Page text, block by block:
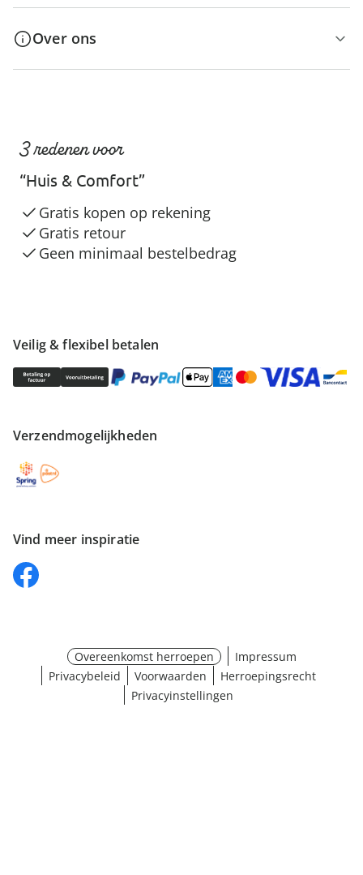
Over ons
Veilig & flexibel betalen
Verzendmogelijkheden
Vind meer inspiratie
3 redenen voor
“Huis & Comfort”
Gratis kopen op rekening
Gratis retour
Geen minimaal bestelbedrag
Overeenkomst herroepen
Impressum
Privacybeleid
Voorwaarden
Herroepingsrecht
Privacyinstellingen